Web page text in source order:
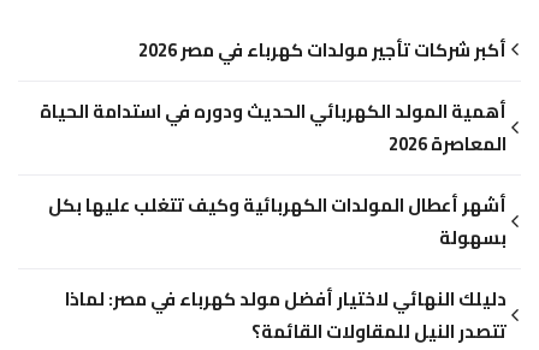
أكبر شركات تأجير مولدات كهرباء في مصر 2026
أهمية المولد الكهربائي الحديث ودوره في استدامة الحياة
المعاصرة 2026
أشهر أعطال المولدات الكهربائية وكيف تتغلب عليها بكل
بسهولة
دليلك النهائي لاختيار أفضل مولد كهرباء في مصر: لماذا
تتصدر النيل للمقاولات القائمة؟